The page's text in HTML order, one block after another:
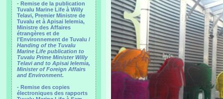
- Remise de la publication
Tuvalu Marine Life à Willy
Telavi, Premier Ministre de
Tuvalu et à Apisai Ielemia,
Ministre des Affaires
étrangères et de
l'Environnement de Tuvalu /
Handing of the Tuvalu
Marine Life publication to
Tuvalu Prime Minister Willy
Telavi and to Apisai Ielemia,
Minister of Foreign Affairs
and Environment.
- Remise des copies
électroniques des rapports